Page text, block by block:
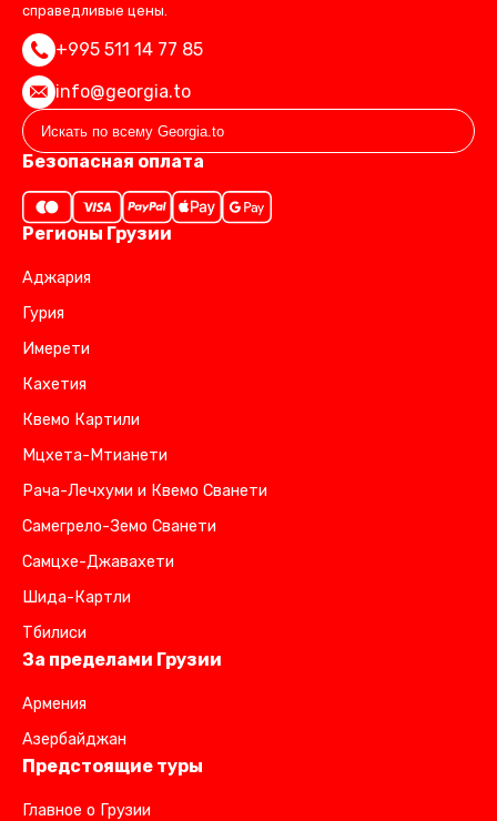
справедливые цены.
+995 511 14 77 85
info@georgia.to
Безопасная оплата
Регионы Грузии
Аджария
Гурия
Имерети
Кахетия
Квемо Картили
Мцхета-Мтианети
Рача-Лечхуми и Квемо Сванети
Самегрело-Земо Сванети
Самцхе-Джавахети
Шида-Картли
Тбилиси
За пределами Грузии
Армения
Азербайджан
Предстоящие туры
Главное о Грузии